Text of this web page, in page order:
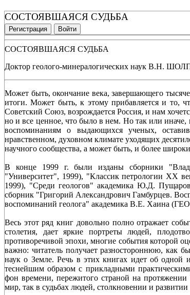
СОСТОЯВШАЯСЯ СУДЬБА
Регистрация Войти
СОСТОЯВШАЯСЯ СУДЬБА
Доктор геолого-минералогических наук В.Н.
Может быть, окончание века, завершающего
итоги. Может быть, к этому прибавляется и то,
Советский Союз, возрождается Россия, и нам
но и все ценное, что было в нем. Но так или
воспоминаниям о выдающихся ученых,
нравственном, духовном климате уходящих
научного сообщества, а может быть, и более
В конце 1999 г. были изданы сборники
"Университет", 1999), "Классик петрологии XX
1999), "Среди геологов" академика Ю.Д.
сборник "Григорий Александрович Гамбурцев.
воспоминаний геолога" академика В.Е. Хаина
Весь этот ряд книг довольно полно отражает
столетия, дает яркие портреты людей,
противоречивой эпохи, многие события которой
важно: читатель получает разностороннюю, как
наук о Земле. Речь в этих книгах идет об одной
теснейшим образом с прикладными
фон времени, пережитого страной на протяжении
мир, так в судьбах людей, столкновении и